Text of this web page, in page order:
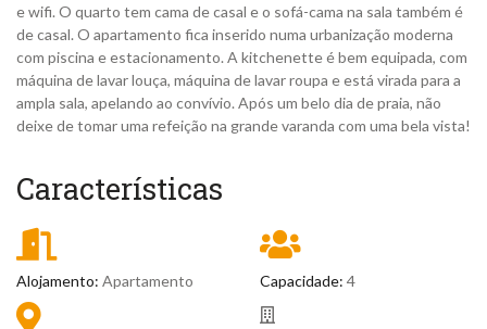
e wifi. O quarto tem cama de casal e o sofá-cama na sala também é
de casal. O apartamento fica inserido numa urbanização moderna
com piscina e estacionamento. A kitchenette é bem equipada, com
máquina de lavar louça, máquina de lavar roupa e está virada para a
ampla sala, apelando ao convívio. Após um belo dia de praia, não
deixe de tomar uma refeição na grande varanda com uma bela vista!
Características
Alojamento: Apartamento Capacidade: 4